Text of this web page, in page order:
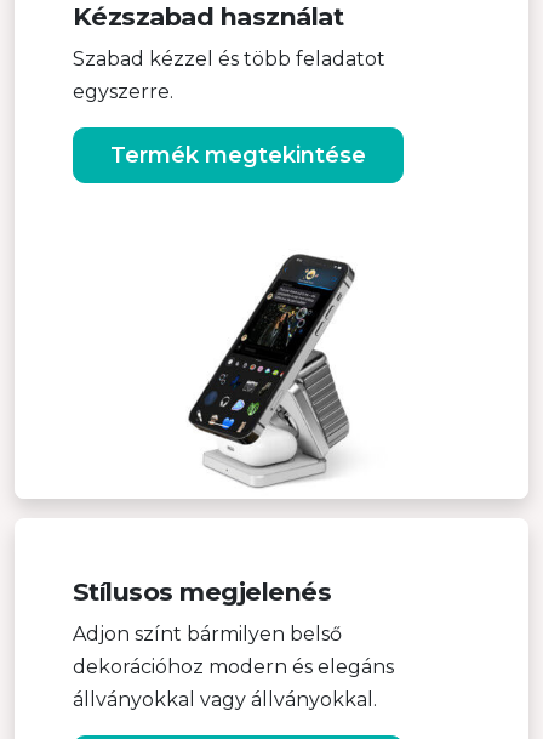
Kézszabad használat
Szabad kézzel és több feladatot
egyszerre.
Termék megtekintése
Stílusos megjelenés
Adjon színt bármilyen belső
dekorációhoz modern és elegáns
állványokkal vagy állványokkal.